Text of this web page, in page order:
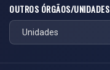
OUTROS ÓRGÃOS/UNIDADES